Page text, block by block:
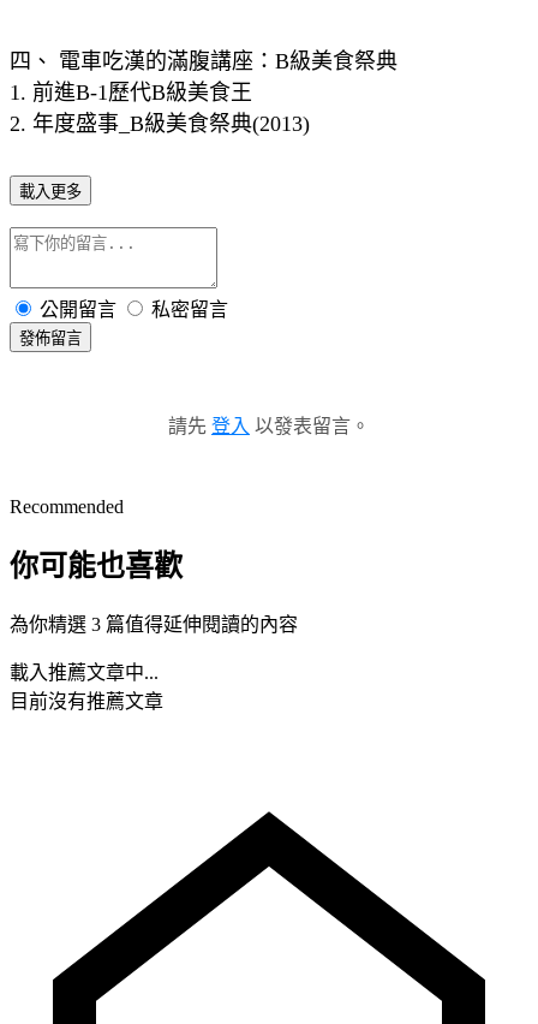
四、 電車吃漢的滿腹講座：B級美食祭典
1. 前進B-1歷代B級美食王
2. 年度盛事_B級美食祭典(2013)
載入更多
公開留言 私密留言
發佈留言
請先 登入 以發表留言。
Recommended
你可能也喜歡
為你精選 3 篇值得延伸閱讀的內容
載入推薦文章中...
目前沒有推薦文章